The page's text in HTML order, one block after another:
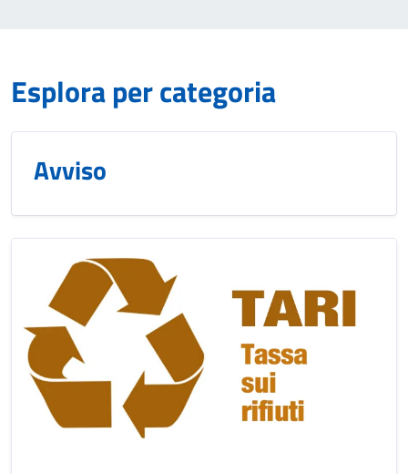
Esplora per categoria
Avviso